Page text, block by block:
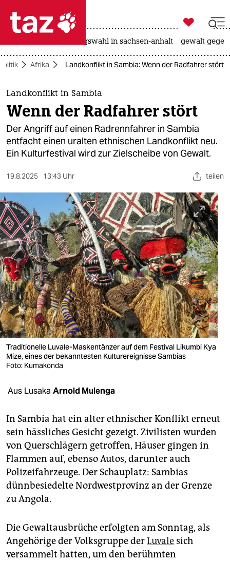
 taz zahl ich
taz zahl ich
themen
politik
öko
sport
berlin
nord
wahrheit
verlag
verlag
veranstaltungen
shop
abo
genossenschaft
epaper login

taz zahl ich
landtagswahl in sachsen-anhalt gewalt
Afrika Landkonflikt in Sambia: Wenn der Radfahrer stört
Landkonflikt in Sambia
Wenn der Radfahrer stört
Der Angriff auf einen Radrennfahrer in Sambia
entfacht einen uralten ethnischen Landkonflikt neu.
Ein Kulturfestival wird zur Zielscheibe von Gewalt.
19.8.2025 13:43 Uhr teilen
Traditionelle Luvale-Maskentänzer auf dem Festival Likumbi Kya
Mize, eines der bekanntesten Kulturereignisse Sambias
Foto: Kumakonda
Aus Lusaka Arnold Mulenga
In Sambia hat ein alter ethnischer Konflikt erneut
sein hässliches Gesicht gezeigt. Zivilisten wurden
von Querschlägern getroffen, Häuser gingen in
Flammen auf, ebenso Autos, darunter auch
Polizeifahrzeuge. Der Schauplatz: Sambias
dünnbesiedelte Nordwestprovinz an der Grenze
zu Angola.
Die Gewaltausbrüche erfolgten am Sonntag, als
Angehörige der Volksgruppe derLuvale sich
versammelt hatten, um den berühmten